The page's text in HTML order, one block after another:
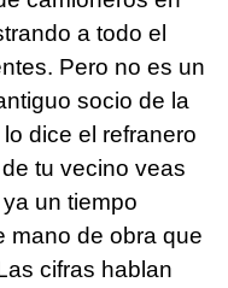
a todo el
Pero no es un
socio de la
dice el refranero
tu vecino veas
un tiempo
mano de obra que
cifras hablan